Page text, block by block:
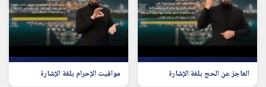
العاجز عن الحج بلغة الإشارة مواقيت الإحرام بلغة الإشارة